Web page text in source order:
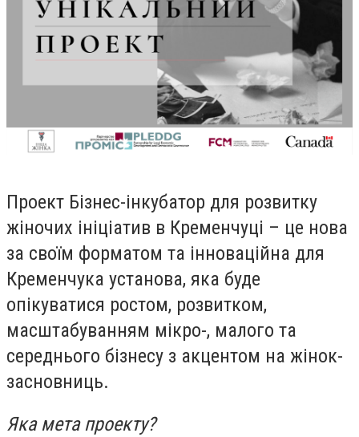
Проект Бізнес-інкубатор для розвитку
жіночих ініціатив в Кременчуці – це нова
за своїм форматом та інноваційна для
Кременчука установа, яка буде
опікуватися ростом, розвитком,
масштабуванням мікро-, малого та
середнього бізнесу з акцентом на жінок-
засновниць.
Яка мета проекту?